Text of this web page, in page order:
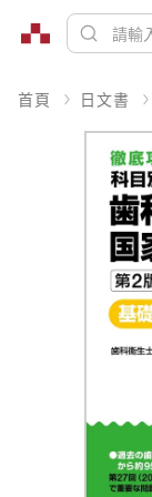
首頁 日文書